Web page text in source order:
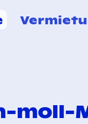
moll-